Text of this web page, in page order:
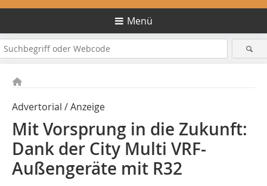
Menü
Advertorial / Anzeige
Mit Vorsprung in die Zukunft:
Dank der City Multi VRF-
Außengeräte mit R32